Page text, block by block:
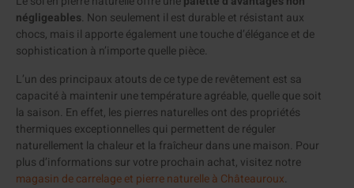
négligeables. Non seulement il est durable et résistant aux
chocs, mais il apporte également une touche d’élégance et de
sophistication à n’importe quelle pièce.
L’un des principaux atouts de ce type de revêtement est sa
capacité à maintenir une température agréable, quelle que soit
la saison. En effet, les pierres naturelles ont des propriétés
thermiques exceptionnelles qui permettent de réguler
naturellement la chaleur et la fraîcheur dans une maison. Pour
plus d’informations sur votre prochain achat, visitez notre
magasin de carrelage et pierre naturelle à Châteauroux.